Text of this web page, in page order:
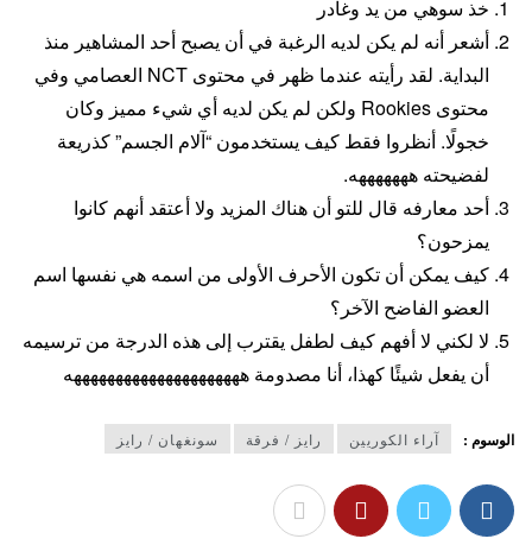
خذ سوهي من يد وغادر
أشعر أنه لم يكن لديه الرغبة في أن يصبح أحد المشاهير منذ
البداية. لقد رأيته عندما ظهر في محتوى NCT العصامي وفي
محتوى Rookies ولكن لم يكن لديه أي شيء مميز وكان
خجولًا. أنظروا فقط كيف يستخدمون “آلام الجسم” كذريعة
لفضيحته هههههههه.
أحد معارفه قال للتو أن هناك المزيد ولا أعتقد أنهم كانوا
يمزحون؟
كيف يمكن أن تكون الأحرف الأولى من اسمه هي نفسها اسم
العضو الفاضح الآخر؟
لا لكني لا أفهم كيف لطفل يقترب إلى هذه الدرجة من ترسيمه
أن يفعل شيئًا كهذا، أنا مصدومة هههههههههههههههههههههه
الوسوم : آراء الكوريين رايز / فرقة سونغهان / رايز